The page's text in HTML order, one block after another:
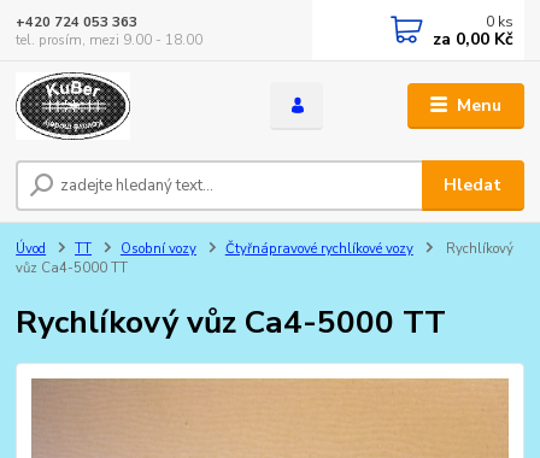
Menu
Hledat
+420 724 053 363
tel. prosím, mezi 9.00 - 18.00
0 ks
za 0,00 Kč
Úvod TT Osobní vozy Čtyřnápravové rychlíkové vozy
Rychlíkový
vůz Ca4-5000 TT
Rychlíkový vůz Ca4-5000 TT